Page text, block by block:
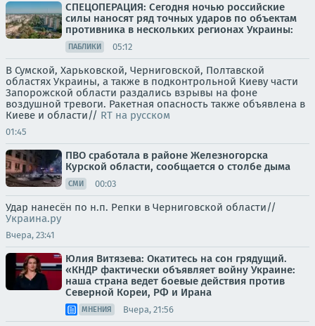
СПЕЦОПЕРАЦИЯ: Сегодня ночью российские
силы наносят ряд точных ударов по объектам
противника в нескольких регионах Украины:
ПАБЛИКИ 05:12
В Сумской, Харьковской, Черниговской, Полтавской
областях Украины, а также в подконтрольной Киеву части
Запорожской области раздались взрывы на фоне
воздушной тревоги. Ракетная опасность также объявлена в
Киеве и области// RT на русском
01:45
ПВО сработала в районе Железногорска
Курской области, сообщается о столбе дыма
СМИ 00:03
Удар нанесён по н.п. Репки в Черниговской области//
Украина.ру
Вчера, 23:41
Юлия Витязева: Окатитесь на сон грядущий.
«КНДР фактически объявляет войну Украине:
наша страна ведет боевые действия против
Северной Кореи, РФ и Ирана
МНЕНИЯ Вчера, 21:56